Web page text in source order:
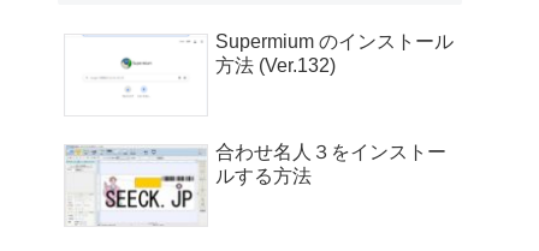
Supermium のインストール
方法 (Ver.132)
合わせ名人３をインストー
ルする方法